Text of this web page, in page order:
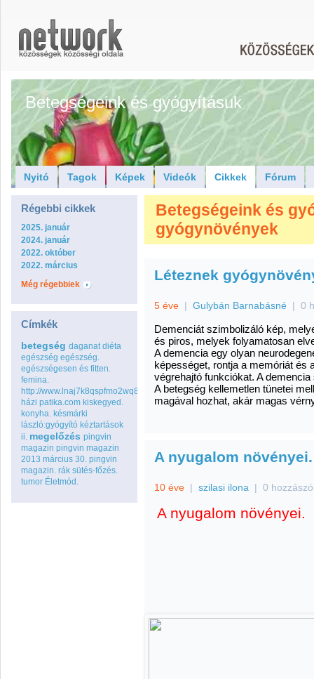
Betegségeink és gyógyításuk
Nyitó Tagok Képek Videók Cikkek Fórum
Régebbi cikkek
2025. január
2024. január
2022. október
2022. március
Még régebbiek
Címkék
betegség daganat diéta
egészség egészség.
egészségesen és fitten.
femina.
http://www.lnaj7k8qspfmo2wq8go.com
házi patika.com kiskegyed.
konyha. késmárki
lászló:gyógyító kéztartások
ii. megelőzés pingvin
magazin pingvin magazin
2013 március 30. pingvin
magazin. rák sütés-főzés.
tumor Életmód.
Betegségeink és
gyógynövények
Léteznek
5 éve | Gulybán Barnabásné | 0
Demenciát szimbolizáló kép,
és piros, melyek folyamatosan
A demencia egy olyan
képességet, rontja a memóriát és
végrehajtó funkciókat. A
A betegség kellemetlen tünetei
magával hozhat, akár magas
A nyugalom növényei.
10 éve | szilasi ilona | 0
A nyugalom növényei.